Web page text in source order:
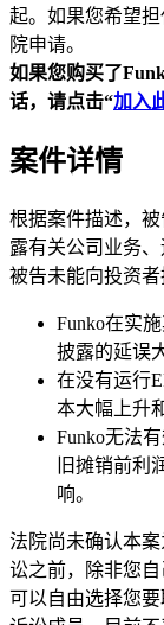
起。如果您希望
院申请。
如果您购买了
话，请点击“加入
案件详情
根据案件描述，
露有关公司业务
被告未能向投资者
Funko在实
披露的延误
在没有运行
本大幅上升
Funko无法
旧摊销前利
响。
法院尚未确认本
讼之前，除非您
可以自由选择您